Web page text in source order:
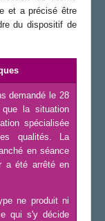
et a précisé être
du dispositif de
demandé le 28
la situation
spécialisée
qualités. La
en séance
a été arrêté en
ne produit ni
qui s'y décide